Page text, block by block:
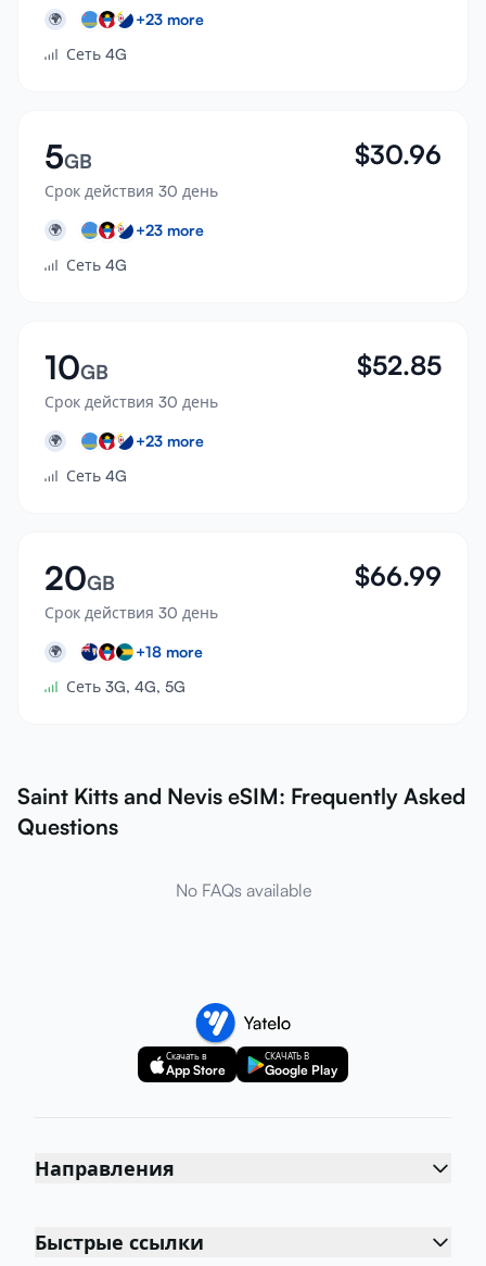
🌍 +23 more
Сеть 4G
5GB
Срок действия 30 день
$30.96
🌍 +23 more
Сеть 4G
10GB
Срок действия 30 день
$52.85
🌍 +23 more
Сеть 4G
20GB
Срок действия 30 день
$66.99
🌍 +18 more
Сеть 3G, 4G, 5G
Saint Kitts and Nevis eSIM: Frequently Asked
Questions
No FAQs available
Скачать в
App Store
СКАЧАТЬ В
Google Play
Направления
Быстрые ссылки